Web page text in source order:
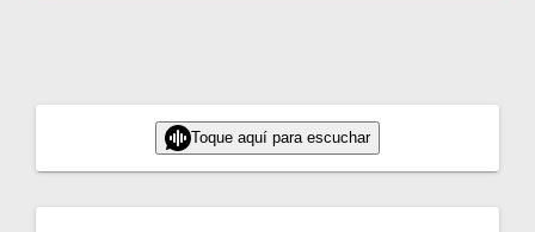
Toque aquí para escuchar